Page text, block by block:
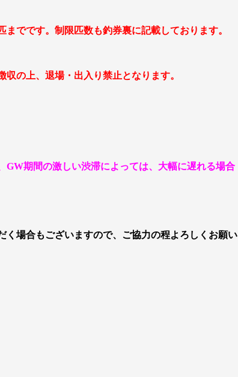
でです。制限匹数も釣券裏に記載しております。
の上、退場・出入り禁止となります。
期間の激しい渋滞によっては、大幅に遅れる場合
く場合もございますので、ご協力の程よろしくお願い